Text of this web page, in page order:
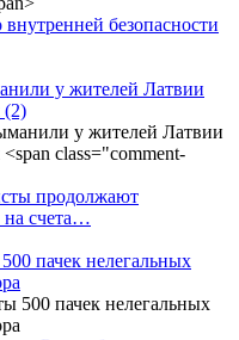
безопасности
у жителей Латвии
(2)
продолжают
на счета…
пачек нелегальных